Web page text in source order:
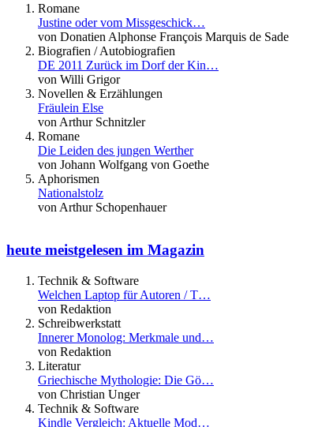
Romane
Justine oder vom Missgeschick…
von Donatien Alphonse François Marquis de Sade
Biografien / Autobiografien
DE 2011 Zurück im Dorf der Kin…
von Willi Grigor
Novellen & Erzählungen
Fräulein Else
von Arthur Schnitzler
Romane
Die Leiden des jungen Werther
von Johann Wolfgang von Goethe
Aphorismen
Nationalstolz
von Arthur Schopenhauer
heute meistgelesen im Magazin
Technik & Software
Welchen Laptop für Autoren / T…
von Redaktion
Schreibwerkstatt
Innerer Monolog: Merkmale und…
von Redaktion
Literatur
Griechische Mythologie: Die Gö…
von Christian Unger
Technik & Software
Kindle Vergleich: Aktuelle Mod…